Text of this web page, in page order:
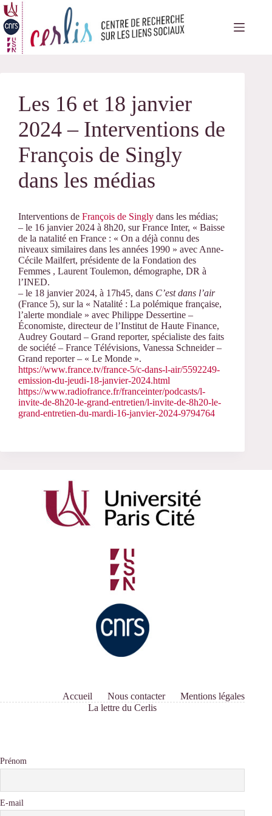
Passer
au
contenu
Les 16 et 18 janvier
2024 – Interventions de
François de Singly
dans les médias
Interventions de François de Singly dans les médias;
– le 16 janvier 2024 à 8h20, sur France Inter, « Baisse
de la natalité en France : « On a déjà connu des
niveaux similaires dans les années 1990 » avec Anne-
Cécile Mailfert, présidente de la Fondation des
Femmes , Laurent Toulemon, démographe, DR à
l’INED.
– le 18 janvier 2024, à 17h45, dans C’est dans l’air
(France 5), sur la « Natalité : La polémique française,
l’alerte mondiale » avec Philippe Dessertine –
Économiste, directeur de l’Institut de Haute Finance,
Audrey Goutard – Grand reporter, spécialiste des faits
de société – France Télévisions, Vanessa Schneider –
Grand reporter – « Le Monde ».
https://www.france.tv/france-5/c-dans-l-air/5592249-
emission-du-jeudi-18-janvier-2024.html
https://www.radiofrance.fr/franceinter/podcasts/l-
invite-de-8h20-le-grand-entretien/l-invite-de-8h20-le-
grand-entretien-du-mardi-16-janvier-2024-9794764
Accueil Nous contacter
Mentions légales
La lettre du Cerlis
Prénom
E-mail